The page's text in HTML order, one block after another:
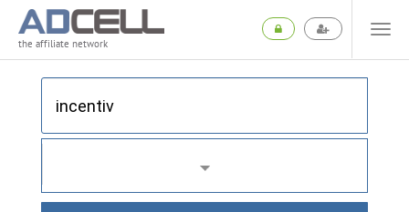
the affiliate network